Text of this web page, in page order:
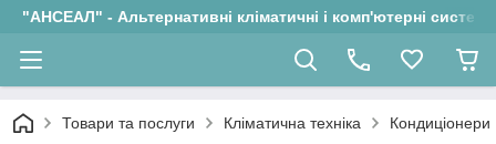
"АНСЕАЛ" - Альтернативні кліматичні і комп'ютерні системи
Товари та послуги Кліматична техніка Кондиціонери